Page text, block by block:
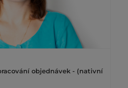
objednávek - (nativní